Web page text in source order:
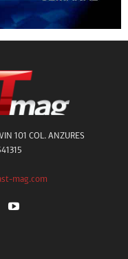
101 COL. ANZURES
mag.com